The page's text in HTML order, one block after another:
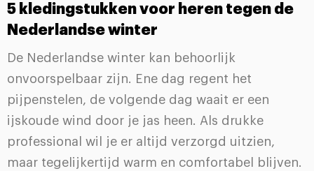
5 kledingstukken voor heren tegen de
Nederlandse winter
De Nederlandse winter kan behoorlijk
onvoorspelbaar zijn. Ene dag regent het
pijpenstelen, de volgende dag waait er een
ijskoude wind door je jas heen. Als drukke
professional wil je er altijd verzorgd uitzien,
maar tegelijkertijd warm en comfortabel blijven.